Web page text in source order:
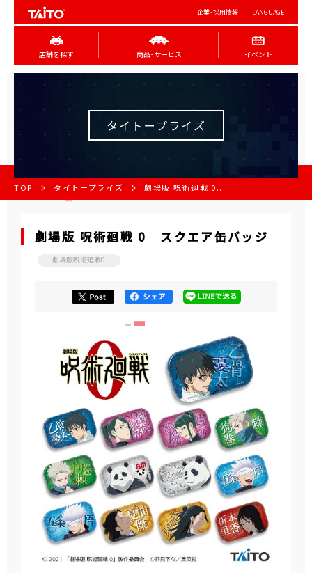
企業･採用情報 LANGUAGE
店舗を探す 商品･サービス イベント
タイトープライズ
TOP タイトープライズ 劇場版 呪術廻戦 0...
劇場版 呪術廻戦 0 スクエア缶バッジ
劇場版呪術廻戦0